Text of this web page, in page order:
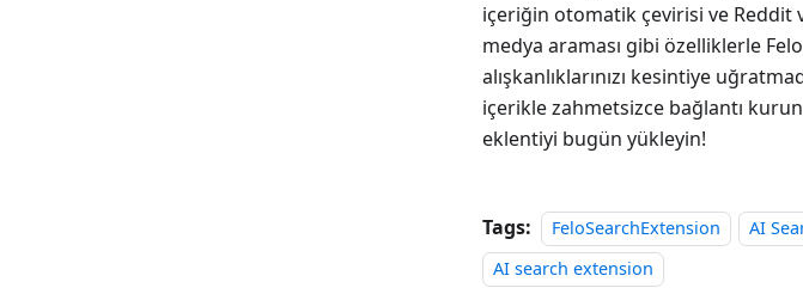
içeriğin otomatik çevirisi ve
medya araması gibi özelliklerle
alışkanlıklarınızı kesintiye
içerikle zahmetsizce bağlantı
eklentiyi bugün yükleyin!
Tags: FeloSearchExtension AI
AI search extension